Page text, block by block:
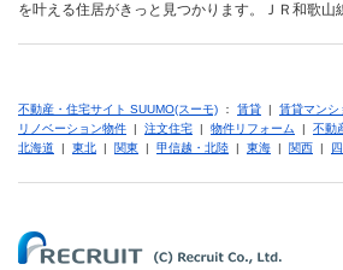
を叶える住居がきっと見つかります。ＪＲ和歌
不動産・住宅サイト SUUMO(スーモ) ： 賃貸 | 賃貸マンシ
リノベーション物件 | 注文住宅 | 物件リフォーム | 不動
北海道 | 東北 | 関東 | 甲信越・北陸 | 東海 | 関西 |